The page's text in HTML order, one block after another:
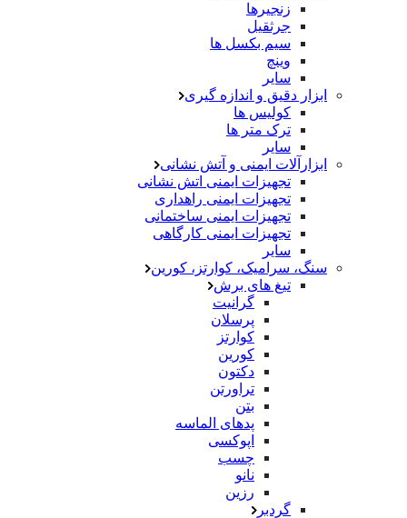
زنجیرها
جرثقیل
سیم بکسل ها
وینچ
سایر
ابزار دقیق و اندازه گیری
کولیس ها
ترک متر ها
سایر
ابزارآلات ایمنی و آتش نشانی
تجهیزات ایمنی اتش نشانی
تجهیزات ایمنی راهداری
تجهیزات ایمنی ساختمانی
تجهیزات ایمنی کارگاهی
سایر
سنگ، سرامیک، کوارتز، کورین
تیغ های برش
گرانیت
پرسلان
کوارتز
کورین
دکتون
تراورتن
بتن
پدهای الماسه
اپوکسی
چسب
نانو
رزین
گردبر